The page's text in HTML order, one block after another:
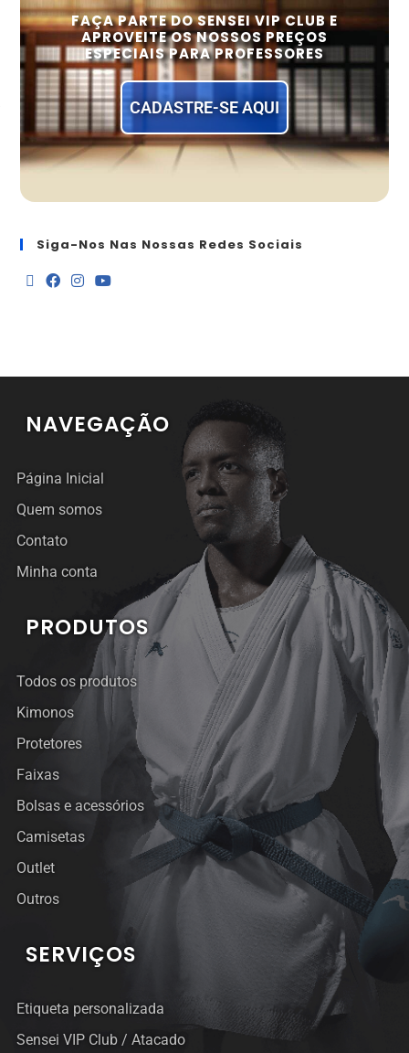
FAÇA PARTE DO SENSEI VIP CLUB E
APROVEITE OS NOSSOS PREÇOS
ESPECIAIS PARA PROFESSORES
CADASTRE-SE AQUI
Siga-Nos Nas Nossas Redes Sociais
NAVEGAÇÃO
Página Inicial
Quem somos
Contato
Minha conta
PRODUTOS
Todos os produtos
Kimonos
Protetores
Faixas
Bolsas e acessórios
Camisetas
Outlet
Outros
SERVIÇOS
Etiqueta personalizada
Sensei VIP Club / Atacado